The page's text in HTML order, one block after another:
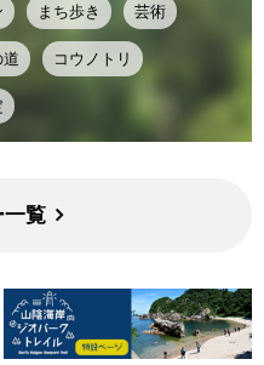
まち歩き 芸術
コウノトリ
一覧